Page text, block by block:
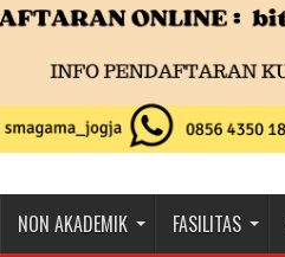
NON AKADEMIK FASILITAS